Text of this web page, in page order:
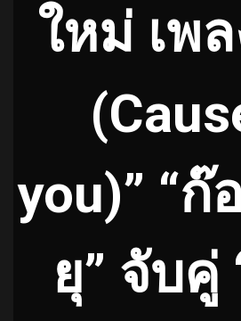
ใหม่ เพ
(
you)” “ก๊
ยุ” จับคู่